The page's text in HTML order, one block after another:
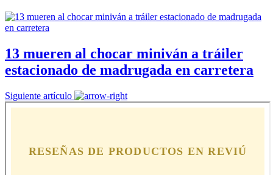
13 mueren al chocar miniván a tráiler
estacionado de madrugada en carretera
Siguiente artículo